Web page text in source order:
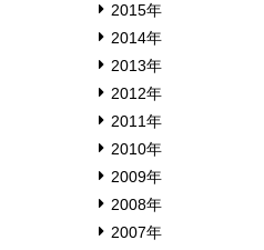
2015年
2014年
2013年
2012年
2011年
2010年
2009年
2008年
2007年